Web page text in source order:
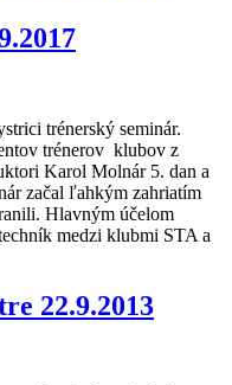
trénerský seminár.
trénerov klubov z
Karol Molnár 5. dan a
začal ľahkým zahriatím
Hlavným účelom
medzi klubmi STA a
22.9.2013